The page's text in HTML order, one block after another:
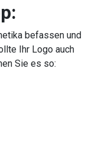
befassen und
Ihr Logo auch
Sie es so: